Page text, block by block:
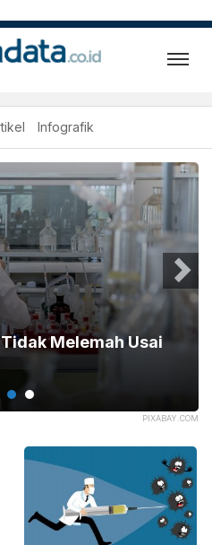
Terbaru
Infografik
PIXABAY.COM
Melemah Usai